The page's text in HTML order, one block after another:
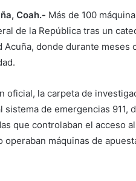
Coah.- Más de 100
de la República tras un
Acuña, donde durante
oficial, la carpeta de
sistema de emergencias 911,
que controlaban el acceso
máquinas de